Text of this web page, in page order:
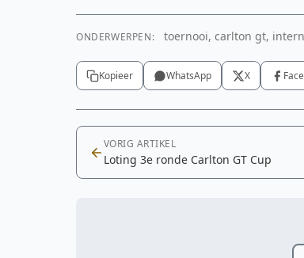
ONDERWERPEN: toernooi, carlton gt,
Kopieer WhatsApp X
VORIG ARTIKEL
Loting 3e ronde Carlton GT Cup